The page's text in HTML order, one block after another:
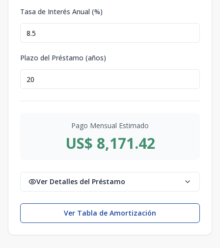
Tasa de Interés Anual (%)
Plazo del Préstamo (años)
Pago Mensual Estimado
US$ 8,171.42
Ver Detalles del Préstamo
Ver Tabla de Amortización